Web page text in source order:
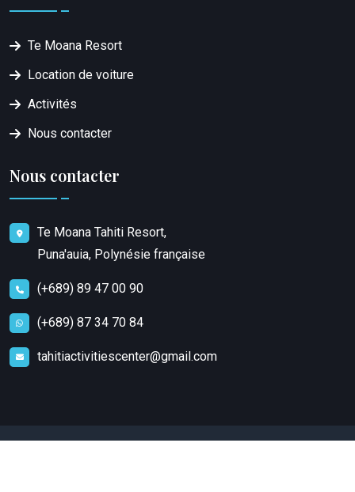
Te Moana Resort
Location de voiture
Activités
Nous contacter
Nous contacter
Te Moana Tahiti Resort,
Puna'auia, Polynésie française
(+689) 89 47 00 90
(+689) 87 34 70 84
tahitiactivitiescenter@gmail.com